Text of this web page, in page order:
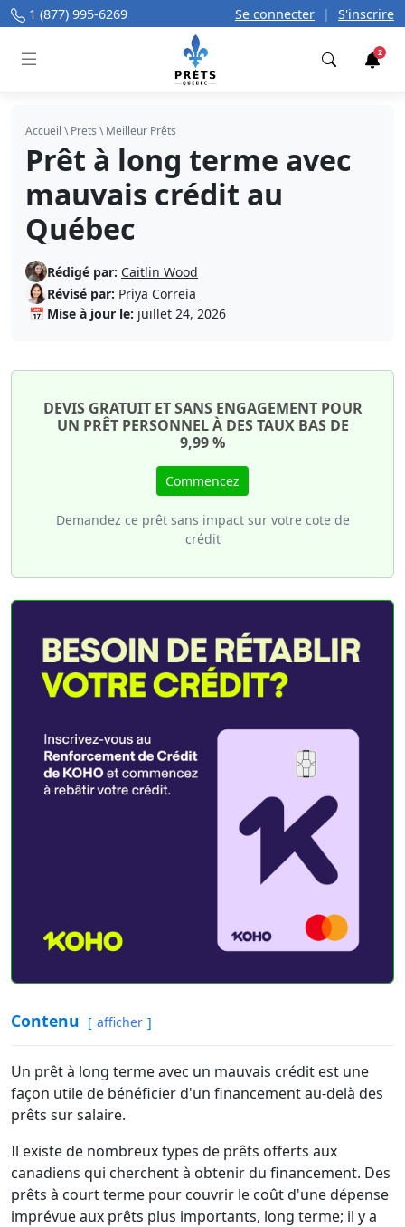
1 (877) 995-6269 Se connecter | S'inscrire
2
Accueil \Prets \Meilleur Prêts
Prêt à long terme avec
mauvais crédit au
Québec
Rédigé par: Caitlin Wood
Révisé par: Priya Correia
📅 Mise à jour le: juillet 24, 2026
DEVIS GRATUIT ET SANS ENGAGEMENT POUR
UN PRÊT PERSONNEL À DES TAUX BAS DE
9,99 %
Commencez
Demandez ce prêt sans impact sur votre cote de
crédit
Contenu afficher
Un prêt à long terme avec un mauvais crédit est une
façon utile de bénéficier d'un financement au-delà des
prêts sur salaire.
Il existe de nombreux types de prêts offerts aux
canadiens qui cherchent à obtenir du financement. Des
prêts à court terme pour couvrir le coût d'une dépense
imprévue aux prêts plus importants, long terme; il y a